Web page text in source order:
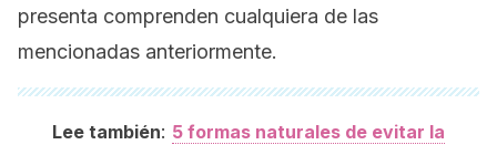
presenta comprenden cualquiera de las
mencionadas anteriormente.
Lee también: 5 formas naturales de evitar la